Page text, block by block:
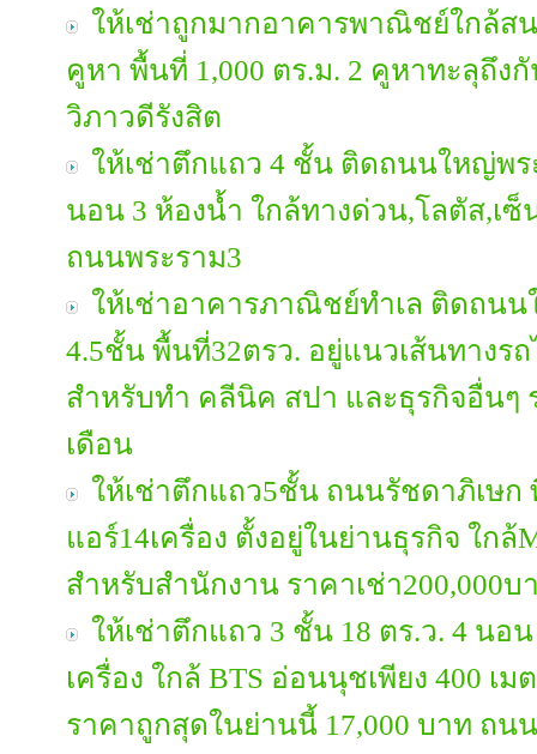
ให้เช่าถูกมากอาคารพาณิชย์ใกล้ส
คูหา พื้นที่ 1,000 ตร.ม. 2 คูหาทะลุถึง
วิภาวดีรังสิต
ให้เช่าตึกแถว 4 ชั้น ติดถนนใหญ่พร
นอน 3 ห้องน้ำ ใกล้ทางด่วน,โลตัส,เซ็
ถนนพระราม3
ให้เช่าอาคารภาณิชย์ทำเล ติดถน
4.5ชั้น พื้นที่32ตรว. อยู่แนวเส้นทางร
สำหรับทำ คลีนิค สปา และธุรกิจอื่นๆ
เดือน
ให้เช่าตึกแถว5ชั้น ถนนรัชดาภิเษก
แอร์14เครื่อง ตั้งอยู่ในย่านธุรกิจ ใกล้
สำหรับสำนักงาน ราคาเช่า200,000บ
ให้เช่าตึกแถว 3 ชั้น 18 ตร.ว. 4 นอ
เครื่อง ใกล้ BTS อ่อนนุชเพียง 400 เ
ราคาถูกสุดในย่านนี้ 17,000 บาท ถน